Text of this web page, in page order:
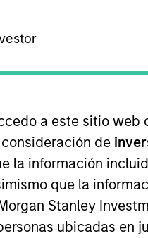
a este sitio web
de
la información
que la
Stanley
ubicadas en
equipment
Current Employment